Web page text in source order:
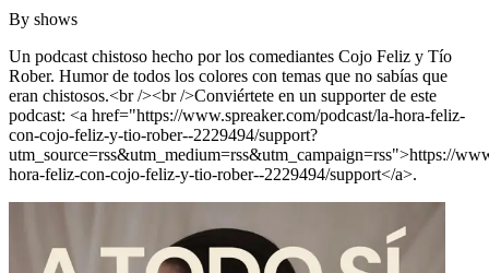
By shows
Un podcast chistoso hecho por los comediantes Cojo Feliz y Tío
Rober. Humor de todos los colores con temas que no sabías que
eran chistosos.<br /><br />Conviértete en un supporter de este
podcast: <a href="https://www.spreaker.com/podcast/la-hora-feliz-
con-cojo-feliz-y-tio-rober--2229494/support?
utm_source=rss&utm_medium=rss&utm_campaign=rss">https://
hora-feliz-con-cojo-feliz-y-tio-rober--2229494/support</a>.